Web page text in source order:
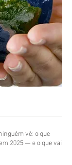
vê: o que
2025 — e o que vai